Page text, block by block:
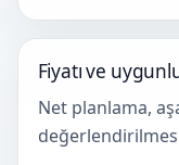
Fiyatı ve
Net planlama,